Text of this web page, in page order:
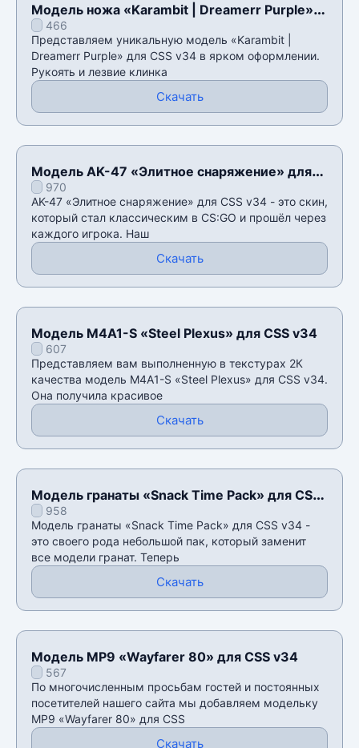
Модель ножа «Karambit | Dreamerr Purple»
для CSS v34
466
Представляем уникальную модель «Karambit |
Dreamerr Purple» для CSS v34 в ярком оформлении.
Рукоять и лезвие клинка
Скачать
Модель AK-47 «Элитное снаряжение» для
CSS v34
970
AK-47 «Элитное снаряжение» для CSS v34 - это скин,
который стал классическим в CS:GO и прошëл через
каждого игрока. Наш
Скачать
Модель M4A1-S «Steel Plexus» для CSS v34
607
Представляем вам выполненную в текстурах 2К
качества модель M4A1-S «Steel Plexus» для CSS v34.
Она получила красивое
Скачать
Модель гранаты «Snack Time Pack» для CSS
v34958
Модель гранаты «Snack Time Pack» для CSS v34 -
это своего рода небольшой пак, который заменит
все модели гранат. Теперь
Скачать
Модель MP9 «Wayfarer 80» для CSS v34
567
По многочисленным просьбам гостей и постоянных
посетителей нашего сайта мы добавляем модельку
MP9 «Wayfarer 80» для CSS
Скачать